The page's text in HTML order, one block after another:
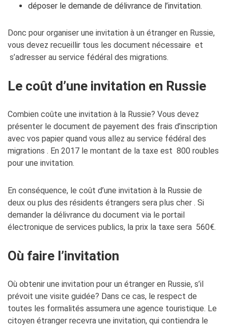
déposer le demande de délivrance de l’invitation.
Donc pour organiser une invitation à un étranger en Russie,
vous devez recueillir tous les document nécessaire et
s’adresser au service fédéral des migrations.
Le coût d’une invitation en Russie
Combien coûte une invitation à la Russie? Vous devez
présenter le document de payement des frais d’inscription
avec vos papier quand vous allez au service fédéral des
migrations . En 2017 le montant de la taxe est 800 roubles
pour une invitation.
En conséquence, le coût d’une invitation à la Russie de
deux ou plus des résidents étrangers sera plus cher . Si
demander la délivrance du document via le portail
électronique de services publics, la prix la taxe sera 560€.
Où faire l’invitation
Où obtenir une invitation pour un étranger en Russie, s’il
prévoit une visite guidée? Dans ce cas, le respect de
toutes les formalités assumera une agence touristique. Le
citoyen étranger recevra une invitation, qui contiendra le